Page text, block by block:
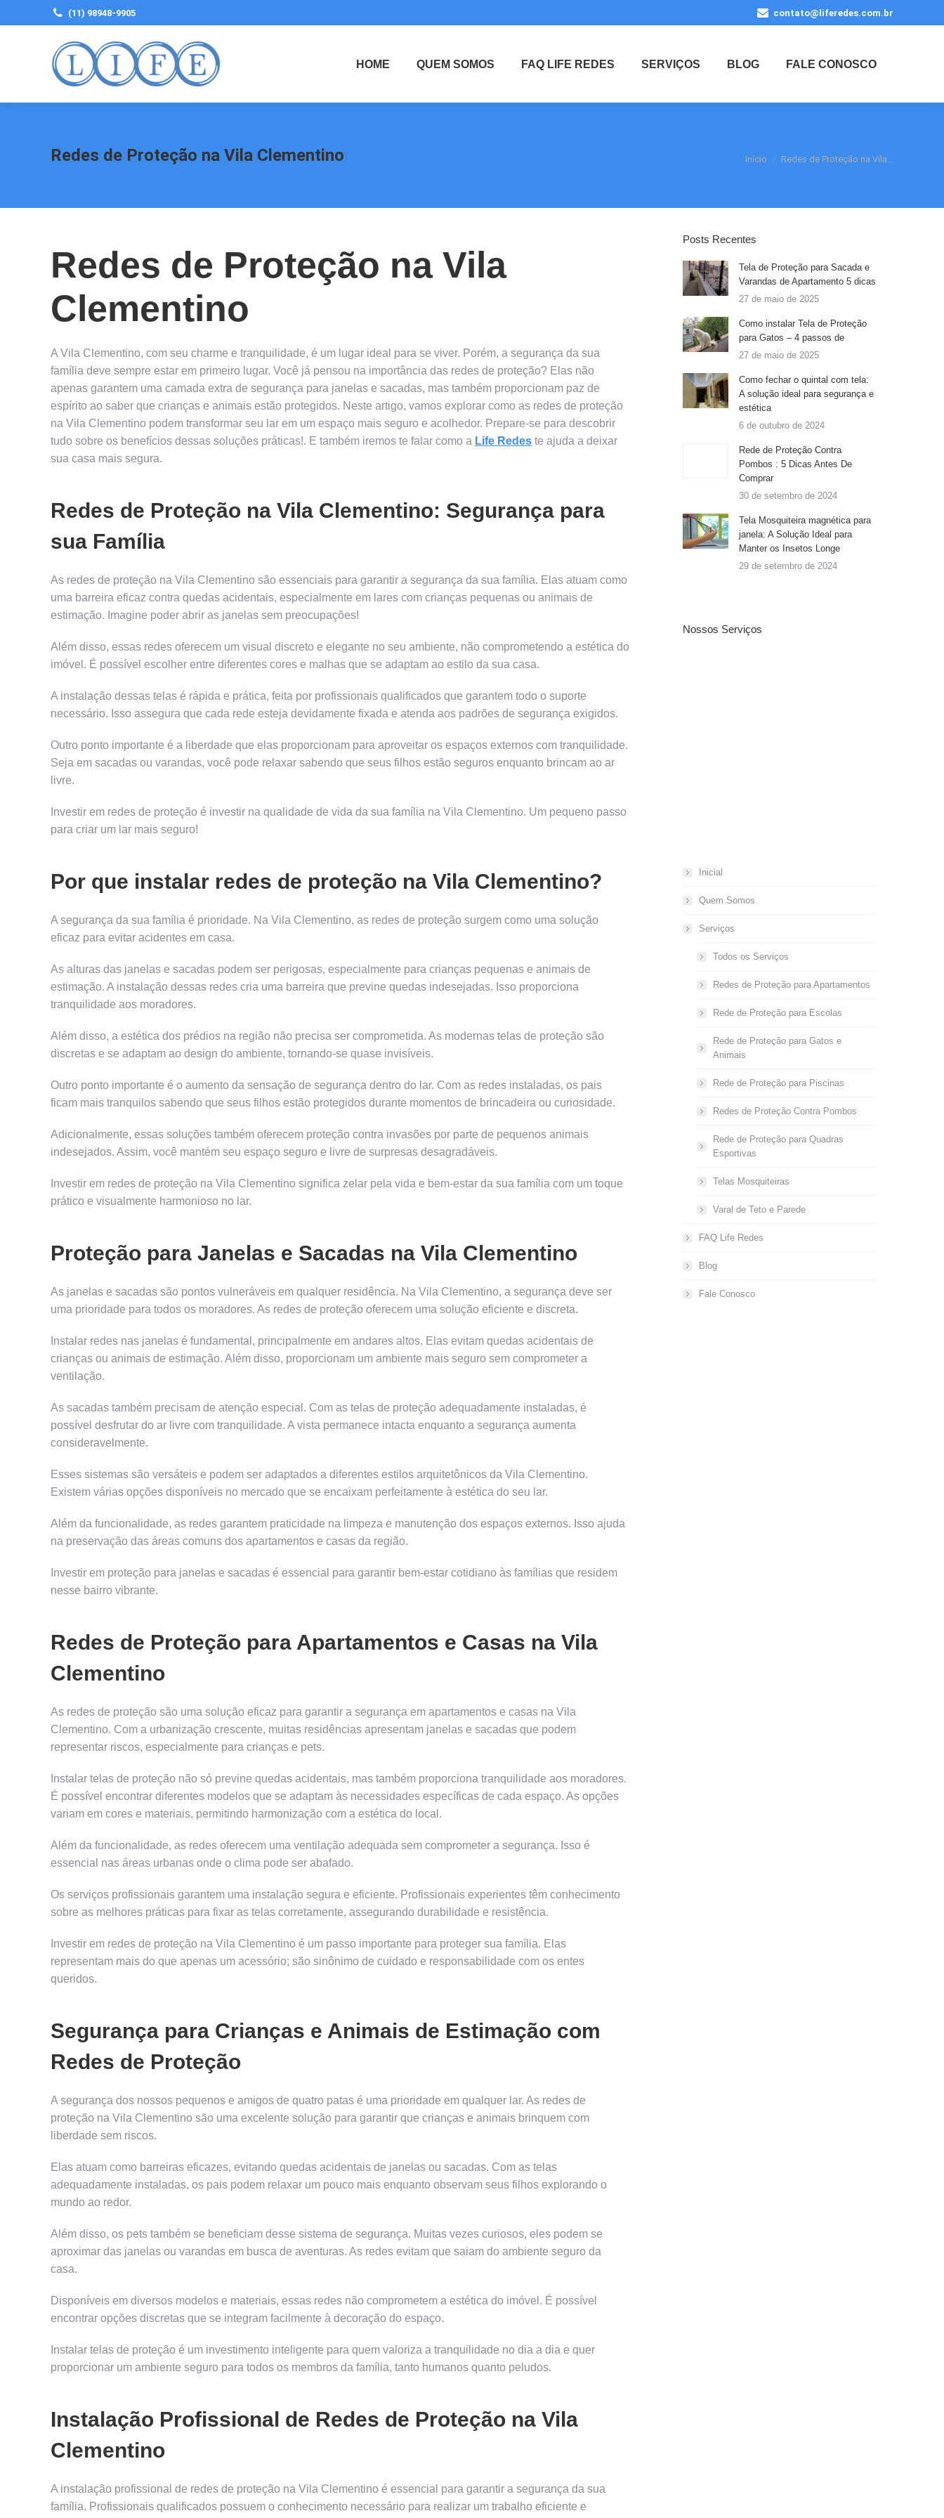
(11) 98948-9905 contato@liferedes.com.br
HOME QUEM SOMOS FAQ LIFE REDES SERVIÇOS BLOG FALE CONOSCO
Redes de Proteção na Vila Clementino Você está aqui:
Início Redes de Proteção na Vila…
Redes de Proteção na Vila
Clementino
A Vila Clementino, com seu charme e tranquilidade, é um lugar ideal para se viver. Porém, a segurança da sua
família deve sempre estar em primeiro lugar. Você já pensou na importância das redes de proteção? Elas não
apenas garantem uma camada extra de segurança para janelas e sacadas, mas também proporcionam paz de
espírito ao saber que crianças e animais estão protegidos. Neste artigo, vamos explorar como as redes de proteção
na Vila Clementino podem transformar seu lar em um espaço mais seguro e acolhedor. Prepare-se para descobrir
tudo sobre os benefícios dessas soluções práticas!. E também iremos te falar como a Life Redes te ajuda a deixar
sua casa mais segura.
Redes de Proteção na Vila Clementino: Segurança para
sua Família
As redes de proteção na Vila Clementino são essenciais para garantir a segurança da sua família. Elas atuam como
uma barreira eficaz contra quedas acidentais, especialmente em lares com crianças pequenas ou animais de
estimação. Imagine poder abrir as janelas sem preocupações!
Além disso, essas redes oferecem um visual discreto e elegante no seu ambiente, não comprometendo a estética do
imóvel. É possível escolher entre diferentes cores e malhas que se adaptam ao estilo da sua casa.
A instalação dessas telas é rápida e prática, feita por profissionais qualificados que garantem todo o suporte
necessário. Isso assegura que cada rede esteja devidamente fixada e atenda aos padrões de segurança exigidos.
Outro ponto importante é a liberdade que elas proporcionam para aproveitar os espaços externos com tranquilidade.
Seja em sacadas ou varandas, você pode relaxar sabendo que seus filhos estão seguros enquanto brincam ao ar
livre.
Investir em redes de proteção é investir na qualidade de vida da sua família na Vila Clementino. Um pequeno passo
para criar um lar mais seguro!
Por que instalar redes de proteção na Vila Clementino?
A segurança da sua família é prioridade. Na Vila Clementino, as redes de proteção surgem como uma solução
eficaz para evitar acidentes em casa.
As alturas das janelas e sacadas podem ser perigosas, especialmente para crianças pequenas e animais de
estimação. A instalação dessas redes cria uma barreira que previne quedas indesejadas. Isso proporciona
tranquilidade aos moradores.
Além disso, a estética dos prédios na região não precisa ser comprometida. As modernas telas de proteção são
discretas e se adaptam ao design do ambiente, tornando-se quase invisíveis.
Outro ponto importante é o aumento da sensação de segurança dentro do lar. Com as redes instaladas, os pais
ficam mais tranquilos sabendo que seus filhos estão protegidos durante momentos de brincadeira ou curiosidade.
Adicionalmente, essas soluções também oferecem proteção contra invasões por parte de pequenos animais
indesejados. Assim, você mantém seu espaço seguro e livre de surpresas desagradáveis.
Investir em redes de proteção na Vila Clementino significa zelar pela vida e bem-estar da sua família com um toque
prático e visualmente harmonioso no lar.
Proteção para Janelas e Sacadas na Vila Clementino
As janelas e sacadas são pontos vulneráveis em qualquer residência. Na Vila Clementino, a segurança deve ser
uma prioridade para todos os moradores. As redes de proteção oferecem uma solução eficiente e discreta.
Instalar redes nas janelas é fundamental, principalmente em andares altos. Elas evitam quedas acidentais de
crianças ou animais de estimação. Além disso, proporcionam um ambiente mais seguro sem comprometer a
ventilação.
As sacadas também precisam de atenção especial. Com as telas de proteção adequadamente instaladas, é
possível desfrutar do ar livre com tranquilidade. A vista permanece intacta enquanto a segurança aumenta
consideravelmente.
Esses sistemas são versáteis e podem ser adaptados a diferentes estilos arquitetônicos da Vila Clementino.
Existem várias opções disponíveis no mercado que se encaixam perfeitamente à estética do seu lar.
Além da funcionalidade, as redes garantem praticidade na limpeza e manutenção dos espaços externos. Isso ajuda
na preservação das áreas comuns dos apartamentos e casas da região.
Investir em proteção para janelas e sacadas é essencial para garantir bem-estar cotidiano às famílias que residem
nesse bairro vibrante.
Redes de Proteção para Apartamentos e Casas na Vila
Clementino
As redes de proteção são uma solução eficaz para garantir a segurança em apartamentos e casas na Vila
Clementino. Com a urbanização crescente, muitas residências apresentam janelas e sacadas que podem
representar riscos, especialmente para crianças e pets.
Instalar telas de proteção não só previne quedas acidentais, mas também proporciona tranquilidade aos moradores.
É possível encontrar diferentes modelos que se adaptam às necessidades específicas de cada espaço. As opções
variam em cores e materiais, permitindo harmonização com a estética do local.
Além da funcionalidade, as redes oferecem uma ventilação adequada sem comprometer a segurança. Isso é
essencial nas áreas urbanas onde o clima pode ser abafado.
Os serviços profissionais garantem uma instalação segura e eficiente. Profissionais experientes têm conhecimento
sobre as melhores práticas para fixar as telas corretamente, assegurando durabilidade e resistência.
Investir em redes de proteção na Vila Clementino é um passo importante para proteger sua família. Elas
representam mais do que apenas um acessório; são sinônimo de cuidado e responsabilidade com os entes
queridos.
Segurança para Crianças e Animais de Estimação com
Redes de Proteção
A segurança dos nossos pequenos e amigos de quatro patas é uma prioridade em qualquer lar. As redes de
proteção na Vila Clementino são uma excelente solução para garantir que crianças e animais brinquem com
liberdade sem riscos.
Elas atuam como barreiras eficazes, evitando quedas acidentais de janelas ou sacadas. Com as telas
adequadamente instaladas, os pais podem relaxar um pouco mais enquanto observam seus filhos explorando o
mundo ao redor.
Além disso, os pets também se beneficiam desse sistema de segurança. Muitas vezes curiosos, eles podem se
aproximar das janelas ou varandas em busca de aventuras. As redes evitam que saiam do ambiente seguro da
casa.
Disponíveis em diversos modelos e materiais, essas redes não comprometem a estética do imóvel. É possível
encontrar opções discretas que se integram facilmente à decoração do espaço.
Instalar telas de proteção é um investimento inteligente para quem valoriza a tranquilidade no dia a dia e quer
proporcionar um ambiente seguro para todos os membros da família, tanto humanos quanto peludos.
Instalação Profissional de Redes de Proteção na Vila
Clementino
A instalação profissional de redes de proteção na Vila Clementino é essencial para garantir a segurança da sua
família. Profissionais qualificados possuem o conhecimento necessário para realizar um trabalho eficiente e
Posts Recentes
Tela de Proteção para Sacada e
Varandas de Apartamento 5 dicas
27 de maio de 2025
Como instalar Tela de Proteção
para Gatos – 4 passos de
27 de maio de 2025
Como fechar o quintal com tela:
A solução ideal para segurança e
estética
6 de outubro de 2024
Rede de Proteção Contra
Pombos : 5 Dicas Antes De
Comprar
30 de setembro de 2024
Tela Mosquiteira magnética para
janela: A Solução Ideal para
Manter os Insetos Longe
29 de setembro de 2024
Nossos Serviços
Inicial
Quem Somos
Serviços
Todos os Serviços
Redes de Proteção para Apartamentos
Rede de Proteção para Escolas
Rede de Proteção para Gatos e
Animais
Rede de Proteção para Piscinas
Redes de Proteção Contra Pombos
Rede de Proteção para Quadras
Esportivas
Telas Mosquiteiras
Varal de Teto e Parede
FAQ Life Redes
Blog
Fale Conosco